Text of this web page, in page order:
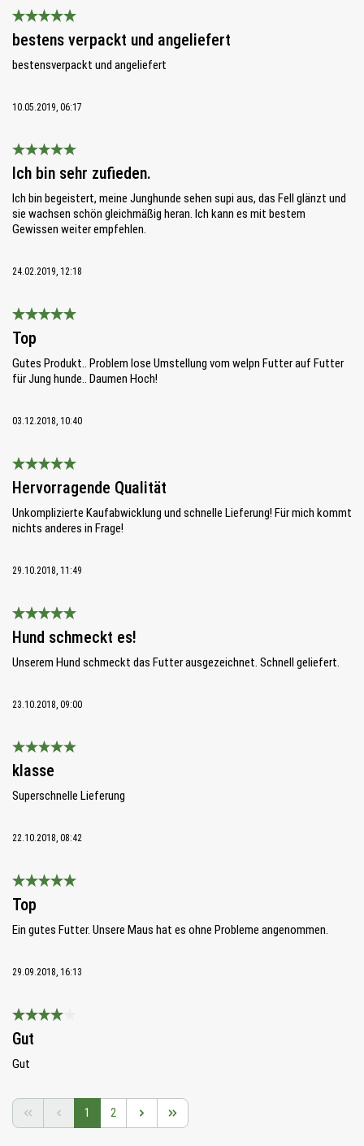
bestens verpackt und angeliefert
bestensverpackt und angeliefert
10.05.2019, 06:17
Bewertung mit 5 von 5 Sternen
Ich bin sehr zufieden.
Ich bin begeistert, meine Junghunde sehen supi aus, das Fell glänzt und
sie wachsen schön gleichmäßig heran. Ich kann es mit bestem
Gewissen weiter empfehlen.
24.02.2019, 12:18
Bewertung mit 5 von 5 Sternen
Top
Gutes Produkt.. Problem lose Umstellung vom welpn Futter auf Futter
für Jung hunde.. Daumen Hoch!
03.12.2018, 10:40
Bewertung mit 5 von 5 Sternen
Hervorragende Qualität
Unkomplizierte Kaufabwicklung und schnelle Lieferung! Für mich kommt
nichts anderes in Frage!
29.10.2018, 11:49
Hund schmeckt es!
Unserem Hund schmeckt das Futter ausgezeichnet. Schnell geliefert.
23.10.2018, 09:00
Bewertung mit 5 von 5 Sternen
klasse
Superschnelle Lieferung
22.10.2018, 08:42
Bewertung mit 5 von 5 Sternen
Top
Ein gutes Futter. Unsere Maus hat es ohne Probleme angenommen.
29.09.2018, 16:13
Bewertung mit 4 von 5 Sternen
Gut
Gut
Seite
1 Seite
2